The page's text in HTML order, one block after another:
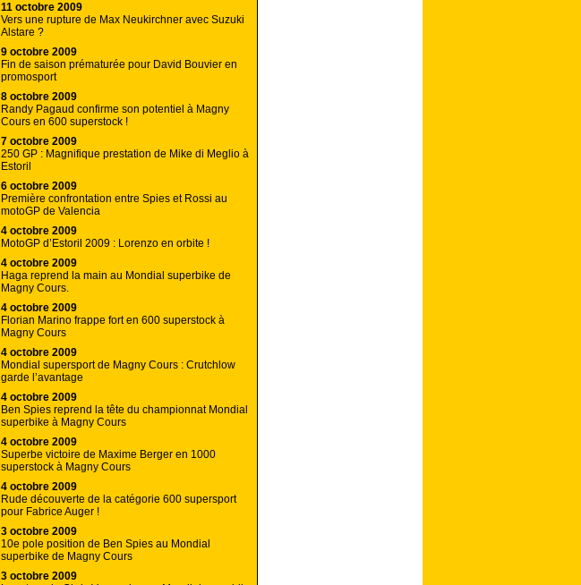
11 octobre 2009
Vers une rupture de Max Neukirchner avec Suzuki
Alstare ?
9 octobre 2009
Fin de saison prématurée pour David Bouvier en
promosport
8 octobre 2009
Randy Pagaud confirme son potentiel à Magny
Cours en 600 superstock !
7 octobre 2009
250 GP : Magnifique prestation de Mike di Meglio à
Estoril
6 octobre 2009
Première confrontation entre Spies et Rossi au
motoGP de Valencia
4 octobre 2009
MotoGP d’Estoril 2009 : Lorenzo en orbite !
4 octobre 2009
Haga reprend la main au Mondial superbike de
Magny Cours.
4 octobre 2009
Florian Marino frappe fort en 600 superstock à
Magny Cours
4 octobre 2009
Mondial supersport de Magny Cours : Crutchlow
garde l’avantage
4 octobre 2009
Ben Spies reprend la tête du championnat Mondial
superbike à Magny Cours
4 octobre 2009
Superbe victoire de Maxime Berger en 1000
superstock à Magny Cours
4 octobre 2009
Rude découverte de la catégorie 600 supersport
pour Fabrice Auger !
3 octobre 2009
10e pole position de Ben Spies au Mondial
superbike de Magny Cours
3 octobre 2009